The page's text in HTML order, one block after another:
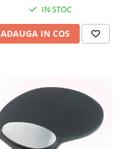
IN STOC
ADAUGA IN COS